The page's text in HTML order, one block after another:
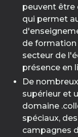
peuvent être
qui permet
de formation
secteur de
présence en
De
supérieur et
domaine
spéciaux,
campagnes